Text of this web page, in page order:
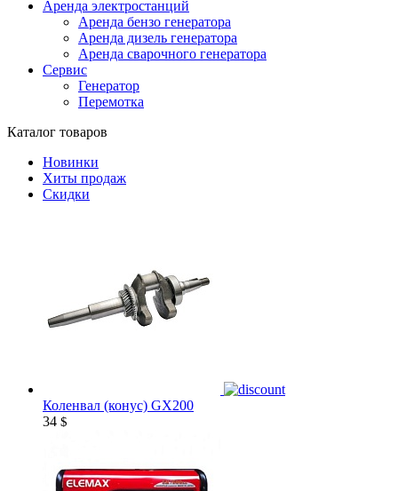
Аренда электростанций
Аренда бензо генератора
Аренда дизель генератора
Аренда сварочного генератора
Сервис
Генератор
Перемотка
Каталог товаров
Новинки
Хиты продаж
Скидки
Коленвал (конус) GX200
34 $